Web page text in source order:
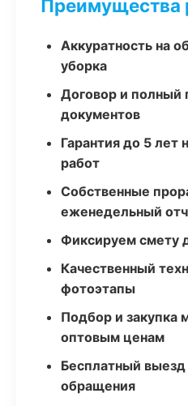
Преимущества
Аккуратность на
уборка
Договор и полный
документов
Гарантия до 5 лет
работ
Собственные
еженедельный
Фиксируем смету
Качественный
фотоэтапы
Подбор и закупка
оптовым ценам
Бесплатный выезд
обращения